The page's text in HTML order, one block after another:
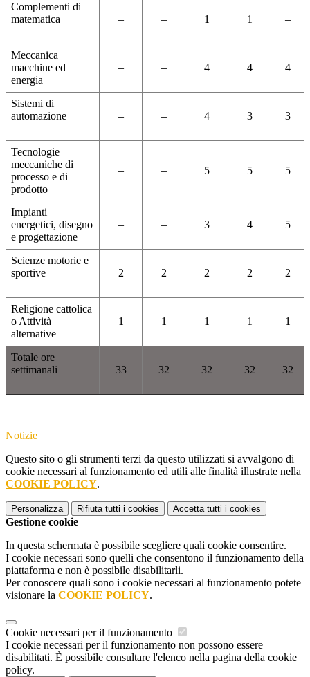
Complementi di
matematica
– – 1 1 –
Meccanica
macchine ed
energia
– – 4 4 4
Sistemi di
automazione
– – 4 3 3
Tecnologie
meccaniche di
processo e di
prodotto
– – 5 5 5
Impianti
energetici, disegno
e progettazione
– – 3 4 5
Scienze motorie e
sportive
2 2 2 2 2
Religione cattolica
o Attività
alternative
1 1 1 1 1
Totale ore
settimanali
33 32 32 32 32
Notizie
Questo sito o gli strumenti terzi da questo utilizzati si avvalgono di
cookie necessari al funzionamento ed utili alle finalità illustrate nella
COOKIE POLICY.
Personalizza Rifiuta tutti i cookies Accetta tutti i cookies
Gestione cookie
In questa schermata è possibile scegliere quali cookie consentire.
I cookie necessari sono quelli che consentono il funzionamento della
piattaforma e non è possibile disabilitarli.
Per conoscere quali sono i cookie necessari al funzionamento potete
visionare la COOKIE POLICY.
Cookie necessari per il funzionamento
I cookie necessari per il funzionamento non possono essere
disabilitati. È possibile consultare l'elenco nella pagina della cookie
policy.